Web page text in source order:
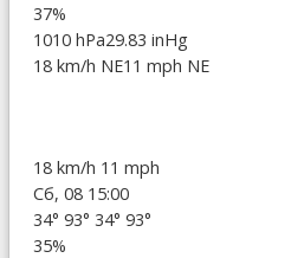
37%
1010 hPa29.83 inHg
18 km/h NE11 mph NE
18 km/h 11 mph
Сб, 08 15:00
34° 93° 34° 93°
35%